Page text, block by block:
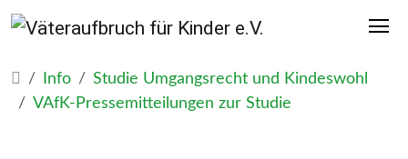
Info
Studie Umgangsrecht und Kindeswohl
VAfK-Pressemitteilungen zur Studie